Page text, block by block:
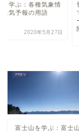
を楽しむために知っ
きたい！長野県警デ
富士山を学ぶ：富士